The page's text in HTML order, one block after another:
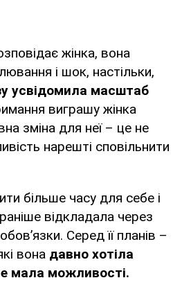
жінка, вона
і шок, настільки,
усвідомила масштаб
виграшу жінка
зміна для неї – це не
нарешті сповільнити
більше часу для себе і
відкладала через
Серед її планів –
вона давно хотіла
мала можливості.